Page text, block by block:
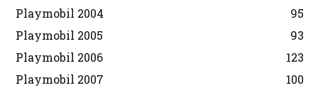
Playmobil 2004
95
Playmobil 2005
93
Playmobil 2006
123
Playmobil 2007
100